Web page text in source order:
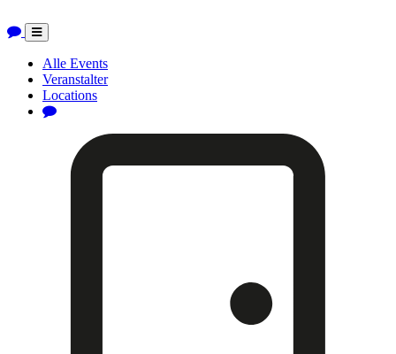
Toggle
navigation
Alle Events
Veranstalter
Locations